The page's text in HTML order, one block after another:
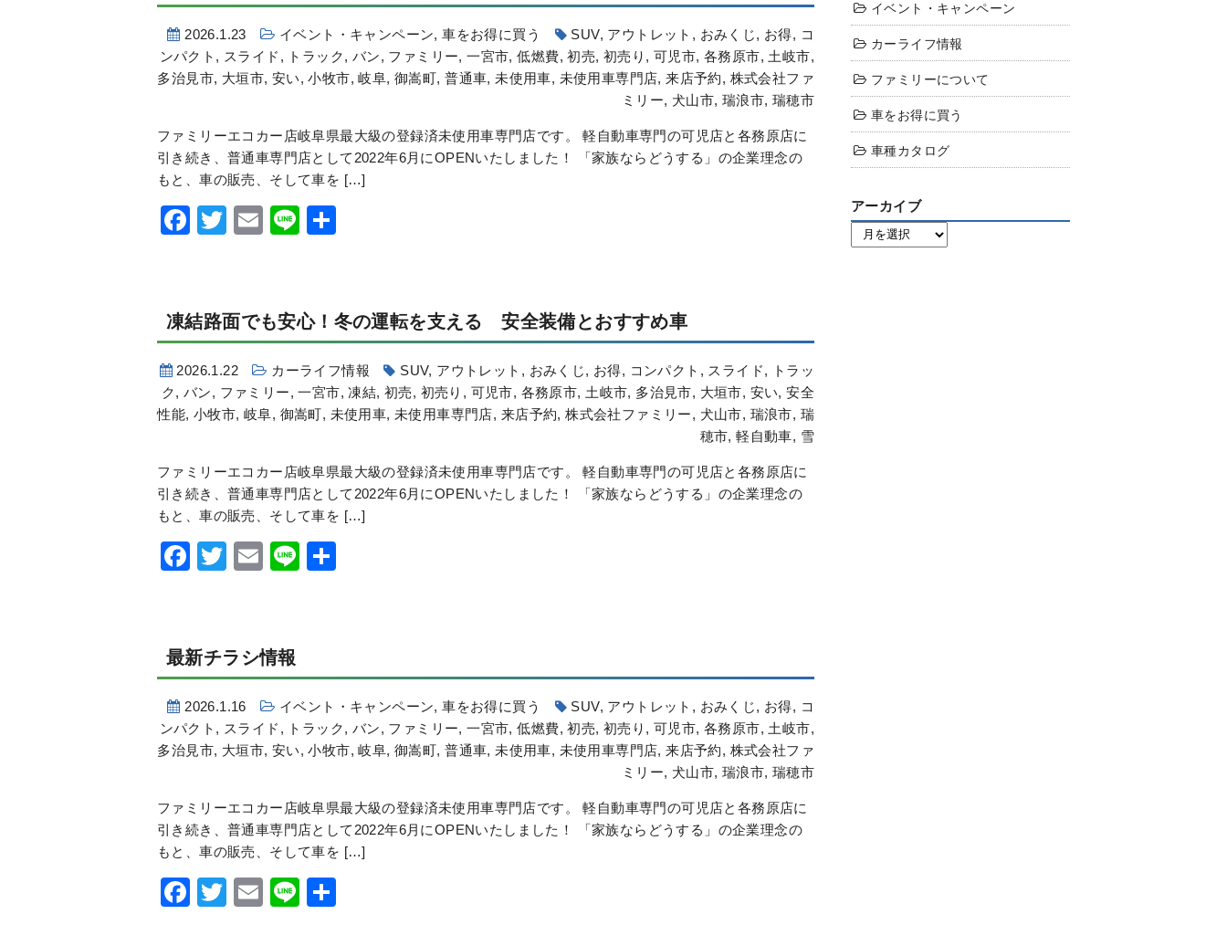
2026.1.23 イベント・キャンペーン,車をお得に買う SUV, アウトレット , おみくじ, お得, コ
ンパクト , スライド , トラック, バン, ファミリー,一宮市,低燃費,初売, 初売り , 可児市, 各務原市, 土岐市,
多治見市, 大垣市, 安い,小牧市,岐阜,御嵩町,普通車,未使用車, 未使用車専門店,来店予約, 株式会社ファ
ミリー, 犬山市, 瑞浪市, 瑞穂市
ファミリーエコカー店岐阜県最大級の登録済未使用車専門店です。 軽自動車専門の可児店と各務原店に
引き続き、普通車専門店として2022年6月にOPENいたしました！ 「家族ならどうする」の企業理念の
もと、車の販売、そして車を […]
Facebook
Twitter
Email
Line
凍結路面でも安心！ 冬の運転を支える 安全装備とおすすめ車
2026.1.22 カーライフ情報 SUV, アウトレット , おみくじ, お得, コンパクト , スライド,
トラッ
ク, バン, ファミリー,一宮市,凍結,初売, 初売り , 可児市, 各務原市, 土岐市, 多治見市, 大垣市, 安い,安全
性能,小牧市,岐阜, 御嵩町, 未使用車,未使用車専門店, 来店予約,株式会社ファミリー, 犬山市, 瑞浪市, 瑞
穂市,軽自動車, 雪
ファミリーエコカー店岐阜県最大級の登録済未使用車専門店です。 軽自動車専門の可児店と各務原店に
引き続き、普通車専門店として2022年6月にOPENいたしました！ 「家族ならどうする」の企業理念の
もと、車の販売、そして車を […]
Facebook
Twitter
Email
Line
最新チラシ情報
2026.1.16 イベント・キャンペーン,車をお得に買う SUV, アウトレット , おみくじ, お得, コ
ンパクト , スライド , トラック, バン, ファミリー,一宮市,低燃費,初売, 初売り , 可児市, 各務原市, 土岐市,
多治見市, 大垣市, 安い,小牧市,岐阜,御嵩町,普通車,未使用車, 未使用車専門店,来店予約, 株式会社ファ
ミリー, 犬山市, 瑞浪市, 瑞穂市
ファミリーエコカー店岐阜県最大級の登録済未使用車専門店です。 軽自動車専門の可児店と各務原店に
引き続き、普通車専門店として2022年6月にOPENいたしました！ 「家族ならどうする」の企業理念の
もと、車の販売、そして車を […]
Facebook
Twitter
Email
Line
イベント・キャンペーン
カーライフ情報
ファミリーについて
車をお得に買う
車種カタログ
アーカイブ